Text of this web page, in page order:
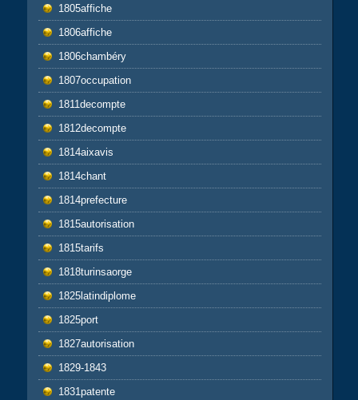
1805affiche
1806affiche
1806chambéry
1807occupation
1811decompte
1812decompte
1814aixavis
1814chant
1814prefecture
1815autorisation
1815tarifs
1818turinsaorge
1825latindiplome
1825port
1827autorisation
1829-1843
1831patente